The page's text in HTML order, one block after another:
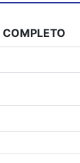
COMPLETO